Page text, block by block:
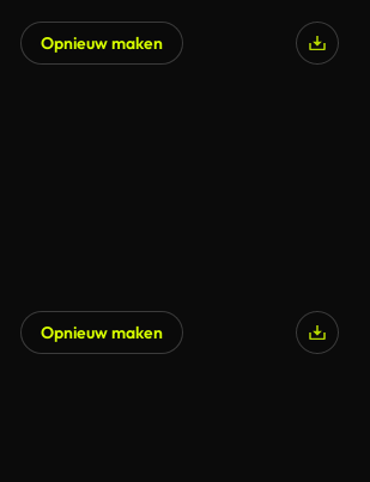
Opnieuw maken
Opnieuw maken